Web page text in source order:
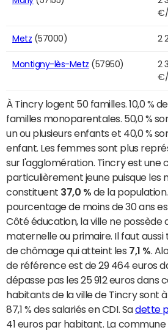
Metz (57000) 2
Montigny-lès-Metz (57950)
2
À Tincry logent 50 familles. 10,0 %
familles monoparentales. 50,0 %
un ou plusieurs enfants et 40,0 %
enfant. Les femmes sont plus
sur l'agglomération. Tincry est une
particulièrement jeune puisque les
constituent 37,0 % de la
pourcentage de moins de 30 ans
Côté éducation, la ville ne possède
maternelle ou primaire. Il faut
de chômage qui atteint les 7,1 % .
de référence est de 29 464 euros
dépasse pas les 25 912 euros dans
habitants de la ville de Tincry sont à
87,1 % des salariés en CDI. Sadette
41 euros par habitant. La